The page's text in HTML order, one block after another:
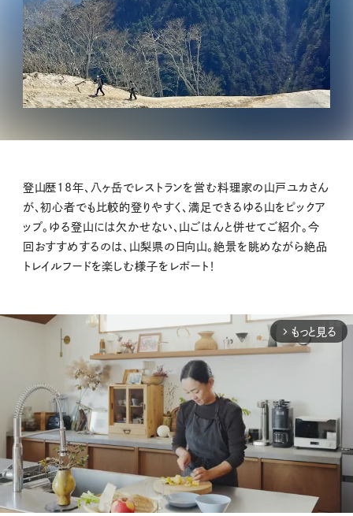
登山歴18年、八ヶ岳でレストランを営む料理家の山戸ユカさん
が、初心者でも比較的登りやすく、満足できるゆる山をピックア
ップ。ゆる登山には欠かせない、山ごはんと併せてご紹介。今
回おすすめするのは、山梨県の日向山。絶景を眺めながら絶品
トレイルフードを楽しむ様子をレポート！
arrow_forward_ios もっと見る